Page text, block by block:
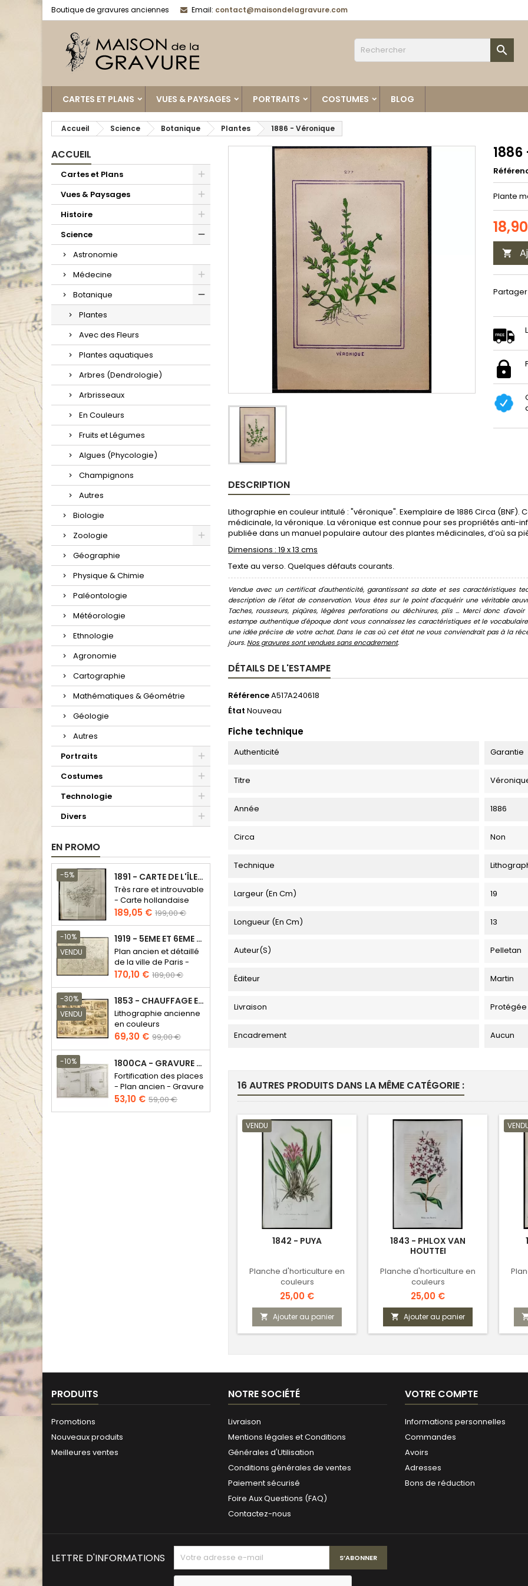
Boutique de gravures anciennes Email: contact@maisondelagravure.com

CARTES ET PLANS VUES & PAYSAGES PORTRAITS COSTUMES BLOG
Accueil Science Botanique Plantes 1886 - Véronique
ACCUEIL
Cartes et Plans
Vues & Paysages
Histoire
Science
Astronomie
Médecine
Botanique
Plantes
Avec des Fleurs
Plantes aquatiques
Arbres (Dendrologie)
Arbrisseaux
En Couleurs
Fruits et Légumes
Algues (Phycologie)
Champignons
Autres
Biologie
Zoologie
Géographie
Physique & Chimie
Paléontologie
Météorologie
Ethnologie
Agronomie
Cartographie
Mathématiques & Géométrie
Géologie
Autres
Portraits
Costumes
Technologie
Divers
EN PROMO
-5% 1891 - CARTE DE L'ÎLE DE BORNÉO
Très rare et introuvable
- Carte hollandaise
Prix
189,05 € Prix
de
base
199,00 €
-10%
VENDU
1919 - 5EME ET 6EME ARRONDISSEMENT DE PARIS
Plan ancien et détaillé
de la ville de Paris -
Odéon - Sorbonne
Prix
170,10 € Prix
de
base
189,00 €
-30%
VENDU
1853 - CHAUFFAGE ET ÉCLAIRAGE (LITHOGRAPHIE)
Lithographie ancienne
en couleurs
Prix
69,30 € Prix
de
base
99,00 €
-10% 1800CA - GRAVURE ARCHITECTURE MILITAIRE - ATTAQUE ET DÉFENSE
Fortification des places
- Plan ancien - Gravure
en taille douce
Prix
53,10 € Prix
de
59,00 €
Plante

Partager
DESCRIPTION
Lithographie en couleur intitulé : "véronique". Exemplaire de 1886 Circa
médicinale, la véronique. La véronique est connue pour ses propriétés anti-
publiée dans un manuel populaire autour des plantes médicinales, d’où sa
Dimensions : 19 x 13 cms
Texte au verso. Quelques défauts courants.
Vendue avec un certificat d'authenticité, garantissant sa date et ses caractéristiques
description de l'état de conservation. Vous êtes sur le point d'acquérir une véritable
Taches, rousseurs, piqûres, légères perforations ou déchirures, plis ... Merci donc
estampe authentique d'époque dont vous connaissez les caractéristiques et le
une idée précise de votre achat. Dans le cas où cet état ne vous conviendrait pas à la
jours. Nos gravures sont vendues sans encadrement.
DÉTAILS DE L'ESTAMPE
RéférenceA517A240618
État Nouveau
Fiche technique
Authenticité Garantie
Titre
Année 1886
Circa Non
Technique
Largeur (en Cm) 19
Longueur (en Cm) 13
Auteur(s) Pelletan
Éditeur Martin
Livraison Protégée
Encadrement Aucun
16 AUTRES PRODUITS DANS LA MÊME CATÉGORIE :
VENDU
1842 - PUYA
Planche d'horticulture en
couleurs
Prix
25,00 €
 Ajouter au panier
1843 - PHLOX VAN
HOUTTEI
Planche d'horticulture en
couleurs
Prix
25,00 €
 Ajouter au panier
PRODUITS
Promotions
Nouveaux produits
Meilleures ventes
NOTRE SOCIÉTÉ
Livraison
Mentions légales et Conditions
Générales d'Utilisation
Conditions générales de ventes
Paiement sécurisé
Foire Aux Questions (FAQ)
Contactez-nous
VOTRE COMPTE
Informations personnelles
Commandes
Avoirs
Adresses
Bons de réduction
LETTRE D'INFORMATIONS